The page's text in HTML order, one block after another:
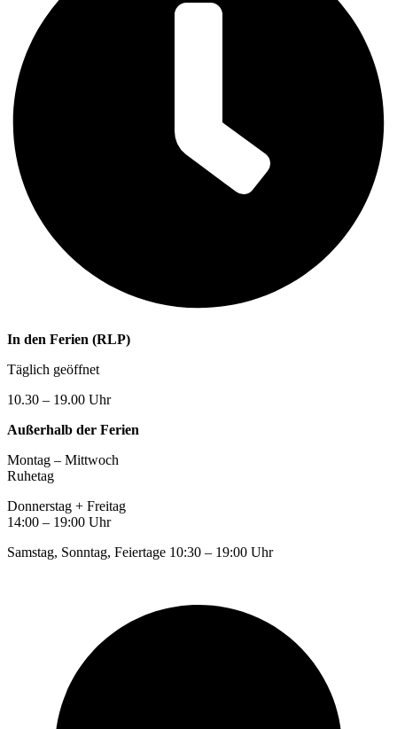
In den Ferien (RLP)
Täglich geöffnet
10.30 – 19.00 Uhr
Außerhalb der Ferien
Montag – Mittwoch
Ruhetag
Donnerstag + Freitag
14:00 – 19:00 Uhr
Samstag, Sonntag, Feiertage 10:30 – 19:00 Uhr